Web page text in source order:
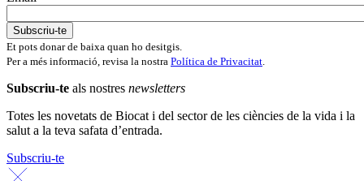
Et pots donar de baixa quan ho desitgis.
Per a més informació, revisa la nostra Política de Privacitat.
Subscriu-te als nostres newsletters
Totes les novetats de Biocat i del sector de les ciències de la vida i la
salut a la teva safata d’entrada.
Subscriu-te